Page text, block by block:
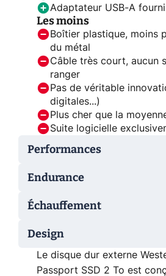
Adaptateur USB-A fourni
Les moins
Boîtier plastique, moins
du métal
Câble très court, aucun
ranger
Pas de véritable
digitales...)
Plus cher que la
Suite logicielle
Performances
Endurance
Échauffement
Design
Le disque dur externe
Passport SSD 2 To est